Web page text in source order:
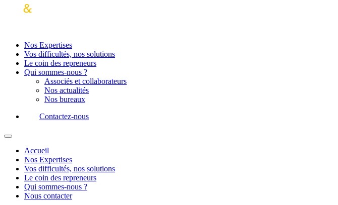
Nos Expertises
Vos difficultés, nos solutions
Le coin des repreneurs
Qui sommes-nous ?
Associés et collaborateurs
Nos actualités
Nos bureaux
Contactez-nous
Accueil
Nos Expertises
Vos difficultés, nos solutions
Le coin des repreneurs
Qui sommes-nous ?
Nous contacter